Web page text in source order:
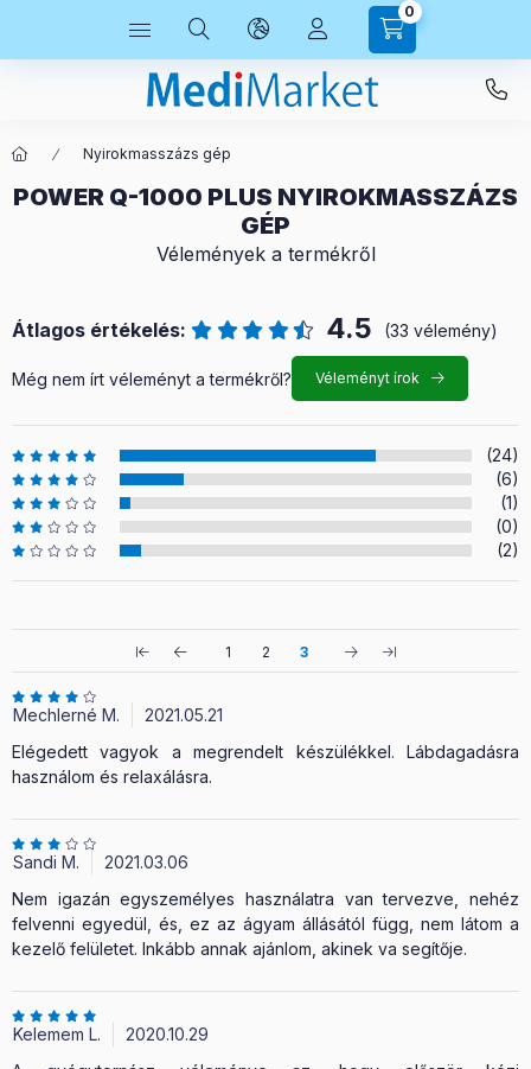
0
Nyirokmasszázs gép
POWER Q-1000 PLUS NYIROKMASSZÁZS
GÉP
Vélemények a termékről
Átlagos értékelés: 4.5 (33 vélemény)
Még nem írt véleményt a termékről? Véleményt írok
(24)
(6)
(1)
(0)
(2)
1 2 3
Mechlerné M.
2021.05.21
Elégedett vagyok a megrendelt készülékkel. Lábdagadásra
használom és relaxálásra.
Sandi M.
2021.03.06
Nem igazán egyszemélyes használatra van tervezve, nehéz
felvenni egyedül, és, ez az ágyam állásától függ, nem látom a
kezelő felületet. Inkább annak ajánlom, akinek va segítője.
Kelemem L.
2020.10.29